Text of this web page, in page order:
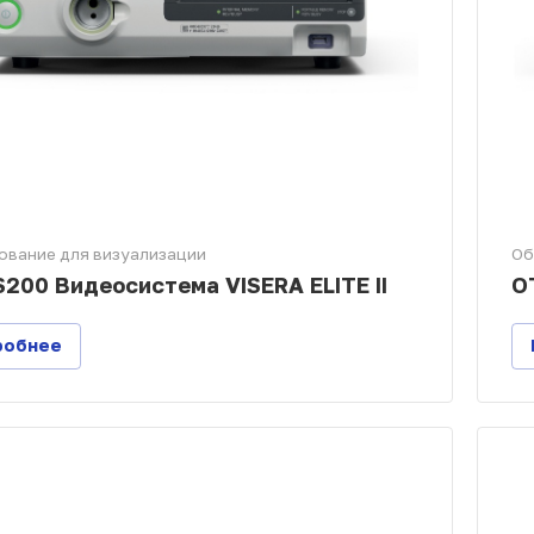
для визуализации
Видеосистема VISERA ELITE II